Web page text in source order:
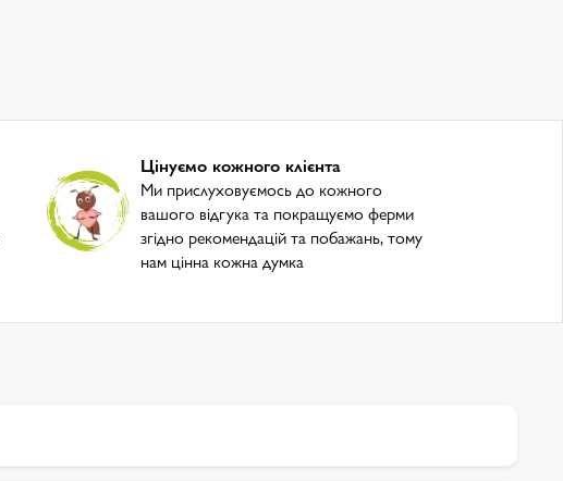
Цінуємо кожного клієнта
Ми прислуховуємось до кожного
вашого відгука та покращуємо ферми
згідно рекомендацій та побажань, тому
нам цінна кожна думка